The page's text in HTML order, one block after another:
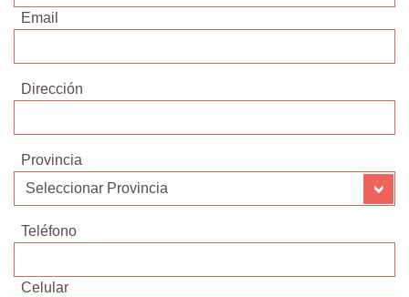
Email
Dirección
Provincia
Teléfono
Celular